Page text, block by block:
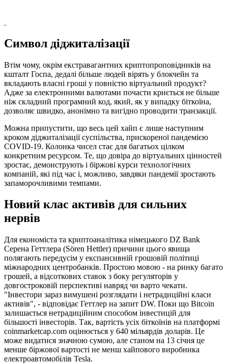
Символ діджиталізації
Втім чому, окрім екстравагантних криптопроповідників на
кшталт Госпа, дедалі більше людей вірять у блокчейн та
вкладають власні гроші у повністю віртуальний продукт?
Адже за електронними валютами почасти криється не більше
ніж складний програмний код, який, як у випадку біткоїна,
дозволяє швидко, анонімно та вигідно проводити транзакції.
Можна припустити, що весь цей хайп є лише наступним
кроком діджиталізації суспільства, прискореної пандемією
COVID-19. Колонка чисел стає для багатьох цілком
конкретним ресурсом. Те, що довіра до віртуальних цінностей
зростає, демонструють і біржові курси технологічних
компаній, які під час і, можливо, завдяки пандемії зростають
запаморочливими темпами.
Новий клас активів для сильних
нервів
Для економіста та криптоаналітика німецького DZ Bank
Серена Геттлера (Sören Hettler) причини цього явища
полягають передусім у експансивній грошовій політиці
міжнародних центробанків. Простою мовою - на ринку багато
грошей, а відсоткових ставок з боку регуляторів у
довгостроковій перспективі навряд чи варто чекати.
"Інвестори зараз вимушені розглядати і нетрадиційні класи
активів", - відповідає Геттлер на запит DW. Поки що Bitcoin
залишається нетрадиційним способом інвестицій для
більшості інвесторів. Так, вартість усіх біткоїнів на платформі
coinmarketcap.com оцінюється у 640 мільярдів доларів. Це
може видатися значною сумою, але станом на 13 січня це
менше біржової вартості не менш хайпового виробника
електроавтомобілів Tesla.